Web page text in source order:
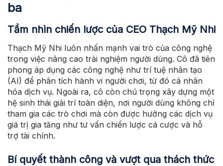
ba
Tầm nhìn chiến lược của CEO Thạch Mỹ Nhi
Thạch Mỹ Nhi luôn nhấn mạnh vai trò của công nghệ
trong việc nâng cao trải nghiệm người dùng. Cô đã tiên
phong áp dụng các công nghệ như trí tuệ nhân tạo
(AI) để phân tích hành vi người chơi, từ đó cá nhân
hóa dịch vụ. Ngoài ra, cô còn chú trọng xây dựng một
hệ sinh thái giải trí toàn diện, nơi người dùng không chỉ
tham gia các trò chơi mà còn được hưởng các dịch vụ
giá trị gia tăng như tư vấn chiến lược cá cược và hỗ
trợ tài chính.
Bí quyết thành công và vượt qua thách thức